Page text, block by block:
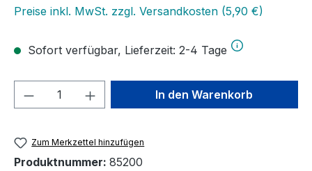
Preise inkl. MwSt. zzgl. Versandkosten (5,90 €)
Sofort verfügbar, Lieferzeit: 2-4 Tage
Produkt Anzahl: Gib denIn den Warenkorb
Zum Merkzettel hinzufügen
Produktnummer: 85200